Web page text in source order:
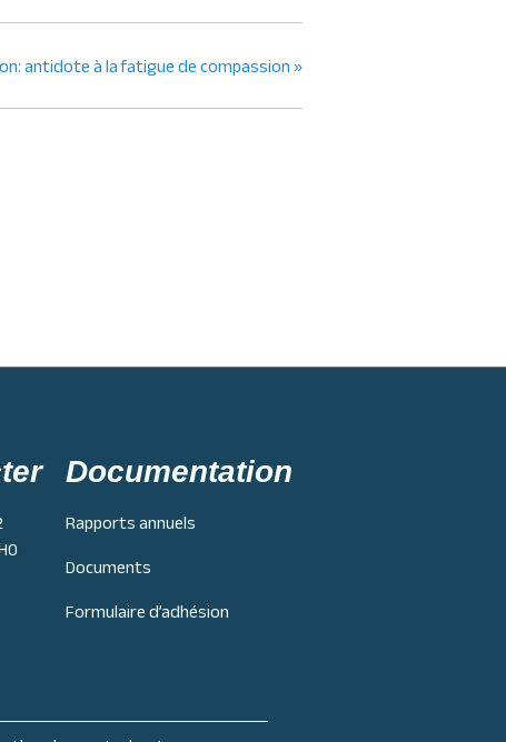
antidote à la fatigue de compassion»
Documentation
Rapports annuels
Documents
Formulaire d’adhésion